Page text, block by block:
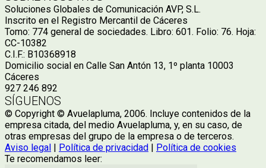
Soluciones Globales de Comunicación AVP, S.L.
Inscrito en el Registro Mercantil de Cáceres
Tomo: 774 general de sociedades. Libro: 601. Folio: 76. Hoja:
CC-10382
C.I.F.: B10368918
Domicilio social en Calle San Antón 13, 1º planta 10003
Cáceres
927 246 892
SÍGUENOS
© Copyright © Avuelapluma, 2006. Incluye contenidos de la
empresa citada, del medio Avuelapluma, y, en su caso, de
otras empresas del grupo de la empresa o de terceros.
Aviso legal | Política de privacidad | Política de cookies
Te recomendamos leer: